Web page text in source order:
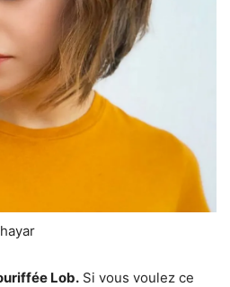
Lob. Si vous voulez ce